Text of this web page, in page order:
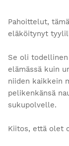
Pahoittelut,
eläköitynyt
Se oli todellinen
elämässä kuin
niiden kaikkein
pelikenkänsä
sukupolvelle.
Kiitos, että olet